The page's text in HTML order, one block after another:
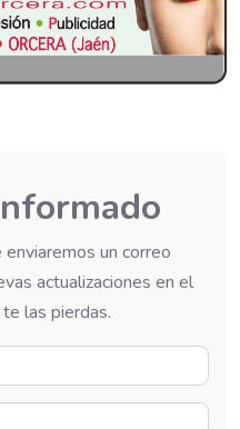
un correo
actualizaciones en el
las pierdas.